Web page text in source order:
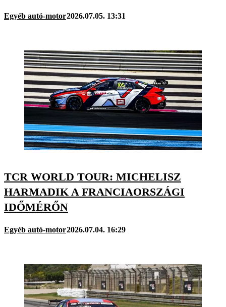
Egyéb autó-motor2026.07.05. 13:31
TCR WORLD TOUR: MICHELISZ
HARMADIK A FRANCIAORSZÁGI
IDŐMÉRŐN
Egyéb autó-motor2026.07.04. 16:29